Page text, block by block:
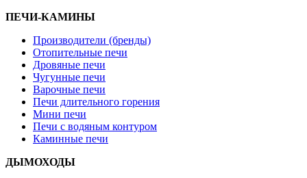
ПЕЧИ-КАМИНЫ
Производители (бренды)
Отопительные печи
Дровяные печи
Чугунные печи
Варочные печи
Печи длительного горения
Мини печи
Печи с водяным контуром
Каминные печи
ДЫМОХОДЫ